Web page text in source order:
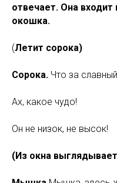
отвечает. Она
окошка.
(Летит сорока)
Сорока. Что за
Ах, какое чудо!
Он не низок, не высок!
(Из окна